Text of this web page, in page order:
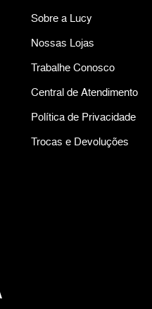
Sobre a Lucy
Nossas Lojas
Trabalhe Conosco
Central de Atendimento
Política de Privacidade
Trocas e Devoluções